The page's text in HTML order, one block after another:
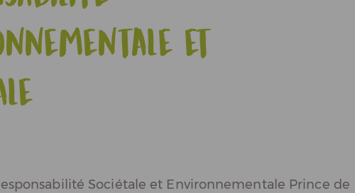
et
Sociétale et Environnementale Prince de